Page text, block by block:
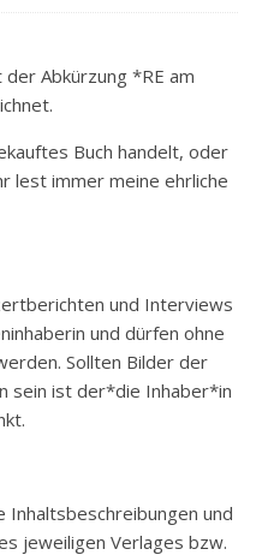
Abkürzung *RE am
Buch handelt, oder
lest immer meine ehrliche
und Interviews
und dürfen ohne
Sollten Bilder der
sein ist der*die Inhaber*in
Inhaltsbeschreibungen und
jeweiligen Verlages bzw.